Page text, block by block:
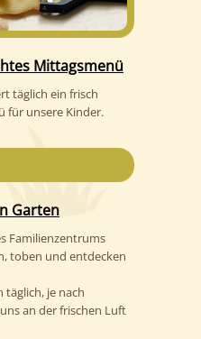
Mittagsmenü
täglich ein frisch
für unsere Kinder.
Garten
Familienzentrums
toben und entdecken
täglich, je nach
an der frischen Luft